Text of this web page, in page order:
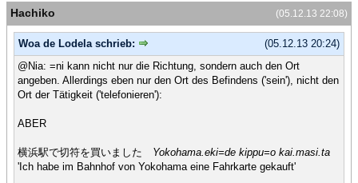
(05.12.13 22:08)
Hachiko
(05.12.13 20:24)
Woa de Lodela schrieb:
@Nia: =ni kann nicht nur die Richtung, sondern auch den Ort
angeben. Allerdings eben nur den Ort des Befindens ('sein'), nicht den
Ort der Tätigkeit ('telefonieren'):
ABER
横浜駅で切符を買いました Yokohama.eki=de kippu=o kai.masi.ta
'Ich habe im Bahnhof von Yokohama eine Fahrkarte gekauft'